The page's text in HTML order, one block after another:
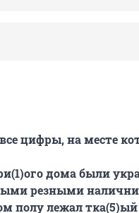
цифры, на месте
дома были
резными
полу лежал